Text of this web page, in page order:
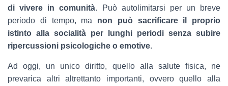
di vivere in comunità. Può autolimitarsi per un breve
periodo di tempo, ma non può sacrificare il proprio
istinto alla socialità per lunghi periodi senza subire
ripercussioni psicologiche o emotive.
Ad oggi, un unico diritto, quello alla salute fisica, ne
prevarica altri altrettanto importanti, ovvero quello alla